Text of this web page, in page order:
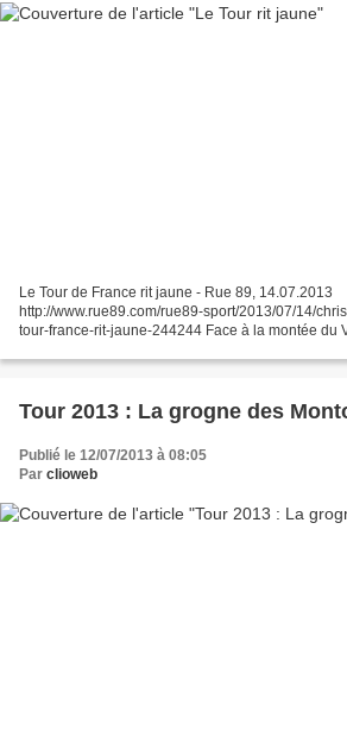
Le Tour de France rit jaune - Rue 89, 14.07.2013
http://www.rue89.com/rue89-sport/2013/07/14/
tour-france-rit-jaune-244244 Face à la montée du
Tour 2013 : La grogne des
Publié le 12/07/2013 à 08:05
Par clioweb